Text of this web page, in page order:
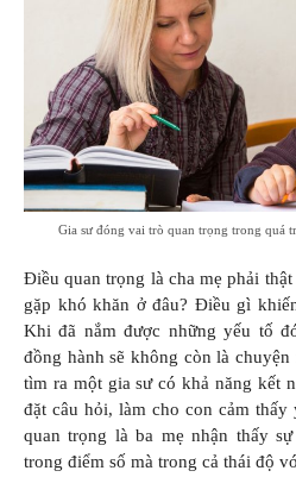
Gia sư đóng vai trò quan trọng trong quá
Điều quan trọng là cha mẹ phải
gặp khó khăn ở đâu? Điều gì
Khi đã nắm được những yếu tố
đồng hành sẽ không còn là
tìm ra một gia sư có khả năng kết
đặt câu hỏi, làm cho con cảm
quan trọng là ba mẹ nhận thấy
trong điểm số mà trong cả thái độ